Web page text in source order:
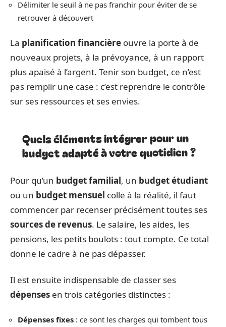
Délimiter le seuil à ne pas franchir pour éviter de se
retrouver à découvert
La planification financière ouvre la porte à de
nouveaux projets, à la prévoyance, à un rapport
plus apaisé à l’argent. Tenir son budget, ce n’est
pas remplir une case : c’est reprendre le contrôle
sur ses ressources et ses envies.
Quels éléments intégrer pour un
budget adapté à votre quotidien ?
Pour qu’un budget familial, un budget étudiant
ou un budget mensuel colle à la réalité, il faut
commencer par recenser précisément toutes ses
sources de revenus. Le salaire, les aides, les
pensions, les petits boulots : tout compte. Ce total
donne le cadre à ne pas dépasser.
Il est ensuite indispensable de classer ses
dépenses en trois catégories distinctes :
Dépenses fixes : ce sont les charges qui tombent tous